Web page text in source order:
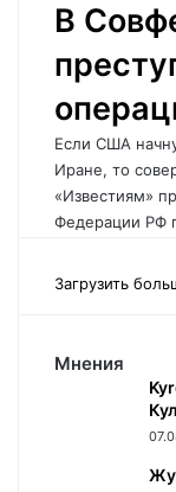
В
Если США
Иране, то
«Известиям»
Федерации РФ
Загрузить
Мнения